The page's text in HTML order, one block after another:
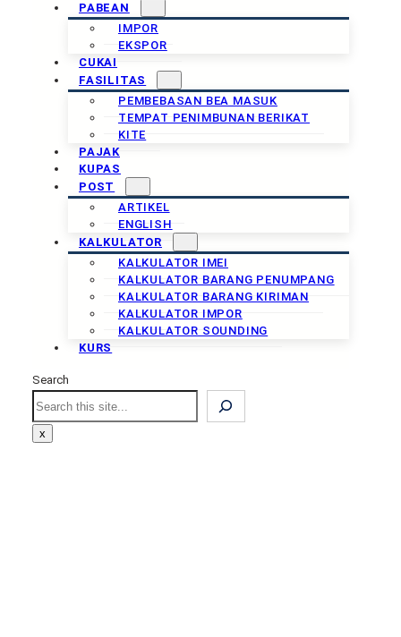
PABEAN
IMPOR
EKSPOR
CUKAI
FASILITAS
PEMBEBASAN BEA MASUK
TEMPAT PENIMBUNAN BERIKAT
KITE
PAJAK
KUPAS
POST
ARTIKEL
ENGLISH
KALKULATOR
KALKULATOR IMEI
KALKULATOR BARANG PENUMPANG
KALKULATOR BARANG KIRIMAN
KALKULATOR IMPOR
KALKULATOR SOUNDING
KURS
Search
Search
x